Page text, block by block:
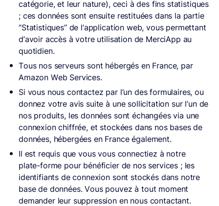
catégorie, et leur nature), ceci à des fins statistiques
; ces données sont ensuite restituées dans la partie
“Statistiques” de l’application web, vous permettant
d’avoir accès à votre utilisation de MerciApp au
quotidien.
Tous nos serveurs sont hébergés en France, par
Amazon Web Services.
Si vous nous contactez par l’un des formulaires, ou
donnez votre avis suite à une sollicitation sur l’un de
nos produits, les données sont échangées via une
connexion chiffrée, et stockées dans nos bases de
données, hébergées en France également.
Il est requis que vous vous connectiez à notre
plate-forme pour bénéficier de nos services ; les
identifiants de connexion sont stockés dans notre
base de données. Vous pouvez à tout moment
demander leur suppression en nous contactant.